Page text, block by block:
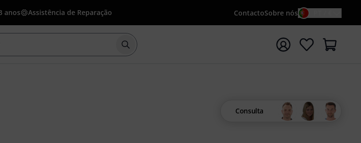
anos Assistência de Reparação ContactoSobre nós
Iniciar pesquisa com o termo de pesquisa {searchTerm}
Consulta